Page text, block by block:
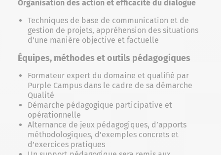
Organisation des action et efficacité du dialogue
Techniques de base de communication et de
gestion de projets, appréhension des situations
d’une manière objective et factuelle
Équipes, méthodes et outils pédagogiques
Formateur expert du domaine et qualifié par
Purple Campus dans le cadre de sa démarche
Qualité
Démarche pédagogique participative et
opérationnelle
Alternance de jeux pédagogiques, d’apports
méthodologiques, d’exemples concrets et
d’exercices pratiques